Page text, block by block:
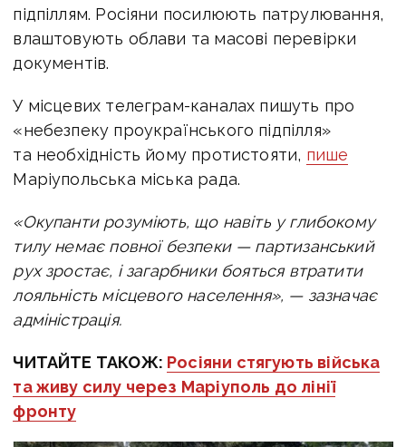
підпіллям. Росіяни посилюють патрулювання,
влаштовують облави та масові перевірки
документів.
У місцевих телеграм-каналах пишуть про
«небезпеку проукраїнського підпілля»
та необхідність йому протистояти, пише
Маріупольська міська рада.
«Окупанти розуміють, що навіть у глибокому
тилу немає повної безпеки — партизанський
рух зростає, і загарбники бояться втратити
лояльність місцевого населення», — зазначає
адміністрація.
ЧИТАЙТЕ ТАКОЖ: Росіяни стягують війська
та живу силу через Маріуполь до лінії
фронту